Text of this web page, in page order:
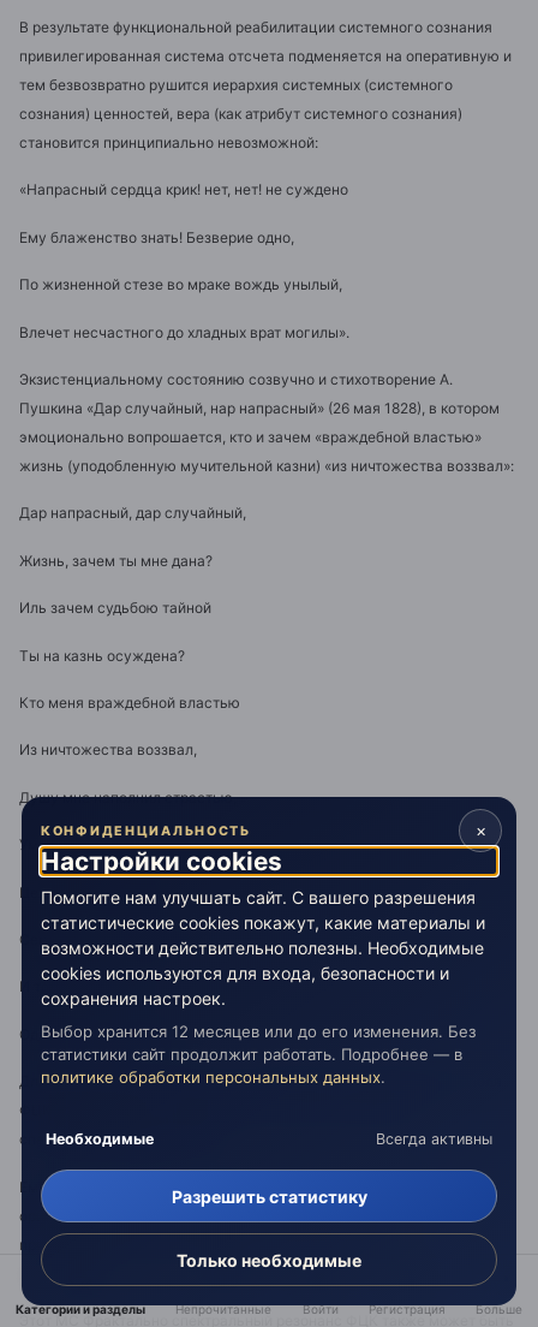
В результате функциональной реабилитации системного сознания
привилегированная система отсчета подменяется на оперативную и
тем безвозвратно рушится иерархия системных (системного
сознания) ценностей, вера (как атрибут системного сознания)
становится принципиально невозможной:
«Напрасный сердца крик! нет, нет! не суждено
Ему блаженство знать! Безверие одно,
По жизненной стезе во мраке вождь унылый,
Влечет несчастного до хладных врат могилы».
Экзистенциальному состоянию созвучно и стихотворение А.
Пушкина «Дар случайный, нар напрасный» (26 мая 1828), в котором
эмоционально вопрошается, кто и зачем «враждебной властью»
жизнь (уподобленную мучительной казни) «из ничтожества воззвал»:
Дар напрасный, дар случайный,
Жизнь, зачем ты мне дана?
Иль зачем судьбою тайной
Ты на казнь осуждена?
Кто меня враждебной властью
Из ничтожества воззвал,
Душу мне наполнил страстью,
Ум сомненьем взволновал?..
Цели нет передо мною:
Сердце пусто, празден ум,
И томит меня тоскою
Однозвучный жизни шум.
Для функционально целостного МС Объектного фрактального поля
ФЦК соответствует свой отличительный МС Фрактально
спектральный резонанс ФЦК.
Ему соответствует МС дестабилизирующий фактор ФЦК,
ориентирующий на преодоление в тотальных формах
привилегированного эволюционирования основного
диалектического противоречия.
Этот МС Фрактально спектральный резонанс ФЦК также может быть
Категории и разделы Непрочитанные Войти Регистрация Больше
×
КОНФИДЕНЦИАЛЬНОСТЬ
Настройки cookies
Помогите нам улучшать сайт. С вашего разрешения
статистические cookies покажут, какие материалы и
возможности действительно полезны. Необходимые
cookies используются для входа, безопасности и
сохранения настроек.
Выбор хранится 12 месяцев или до его изменения. Без
статистики сайт продолжит работать. Подробнее — в
политике обработки персональных данных.
Необходимые Всегда активны
Разрешить статистику
Только необходимые